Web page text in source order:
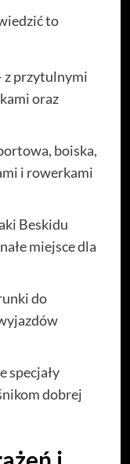
to
z przytulnymi
oraz
boiska,
i rowerkami
Beskidu
miejsce dla
do
specjały
dobrej